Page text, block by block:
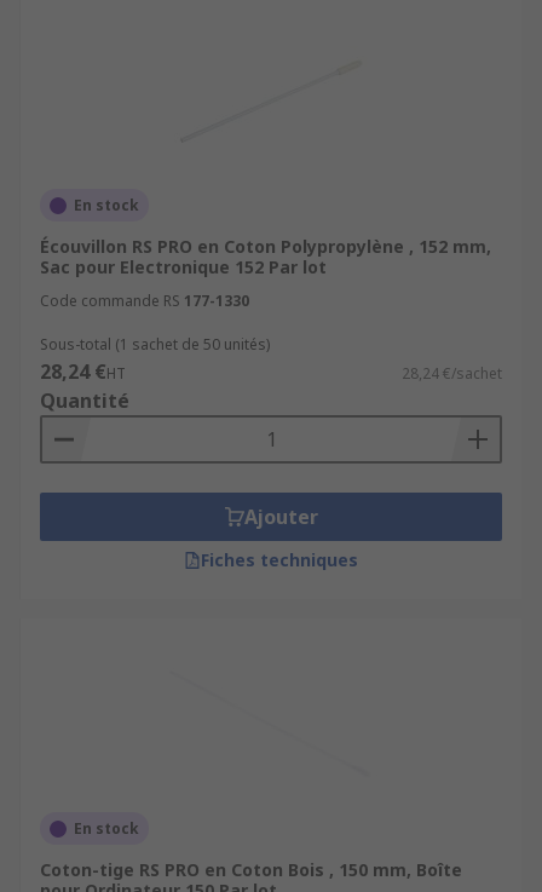
En stock
Écouvillon RS PRO en Coton Polypropylène , 152 mm,
Sac pour Electronique 152 Par lot
Code commande RS 177-1330
Sous-total (1 sachet de 50 unités)
28,24 €HT 28,24 €/sachet
Quantité
Ajouter
Fiches techniques
En stock
Coton-tige RS PRO en Coton Bois , 150 mm, Boîte